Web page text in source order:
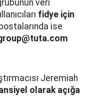
veri
fidye için
ise
Jeremiah
olarak açığa